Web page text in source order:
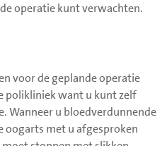
operatie kunt verwachten.
voor de geplande operatie
polikliniek want u kunt zelf
Wanneer u bloedverdunnende
oogarts met u afgesproken